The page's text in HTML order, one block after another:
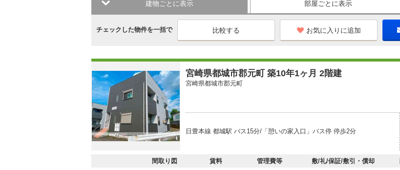
建物ごとに表示 部屋ごとに表示
チェックした物件を一括で お気に入りに追加
宮崎県都城市郡元町 築10年1ヶ月 2階建
宮崎県都城市郡元町
日豊本線 都城駅 バス15分/「憩いの家入口」バス停 停歩2分
間取り図 賃料 管理費等 敷/礼/保証/敷引・償却